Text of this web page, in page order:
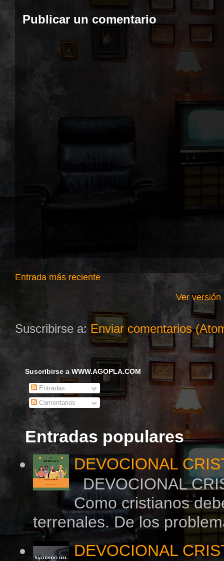
Publicar un comentario
Entrada más reciente
Ver versión
Suscribirse a: Enviar comentarios
Suscribirse a WWW.AGOPLA.COM
Entradas
Comentarios
Entradas populares
DEVOCIONAL
DEVOCIONAL
Como cristianos
terrenales. De los
DEVOCIONAL